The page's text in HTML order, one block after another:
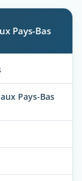
Pays-Bas
Pays-Bas